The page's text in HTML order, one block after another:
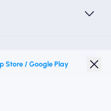
Store / Google Play